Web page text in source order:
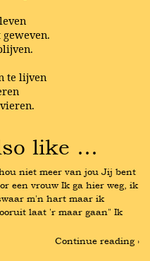
te lijven
like …
niet meer van jou Jij bent
een vrouw Ik ga hier weg, ik
m'n hart maar ik
laat 'r maar gaan" Ik
Continue reading ›